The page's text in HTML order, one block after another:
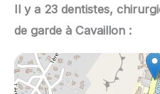
Il y a 23 dentistes,
de garde à Cavaillon :